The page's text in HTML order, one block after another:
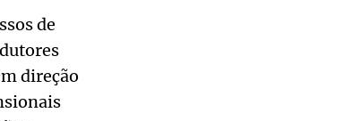
de
direção